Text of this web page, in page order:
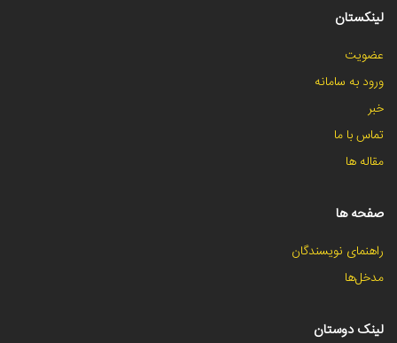
لینکستان
عضویت
ورود به سامانه
خبر
تماس با ما
مقاله ها
صفحه ها
راهنمای نویسندگان
مدخل‌ها
لینک دوستان